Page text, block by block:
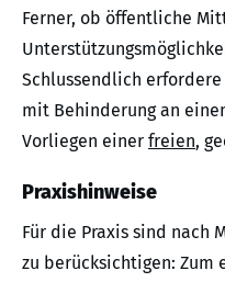
Ferner, ob öffentliche
Schlussendlich
mit Behinderung an
Vorliegen einer freien,
Praxishinweise
Für die Praxis sind nach
zu berücksichtigen: Zum